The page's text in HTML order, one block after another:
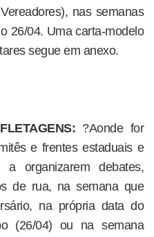
nas semanas
26/04. Uma carta-modelo
segue em anexo.
?Aonde for
e frentes estaduais e
organizarem debates,
de rua, na semana que
na própria data do
(26/04) ou na semana